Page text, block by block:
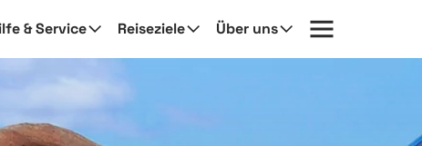
& Service Reiseziele Über uns